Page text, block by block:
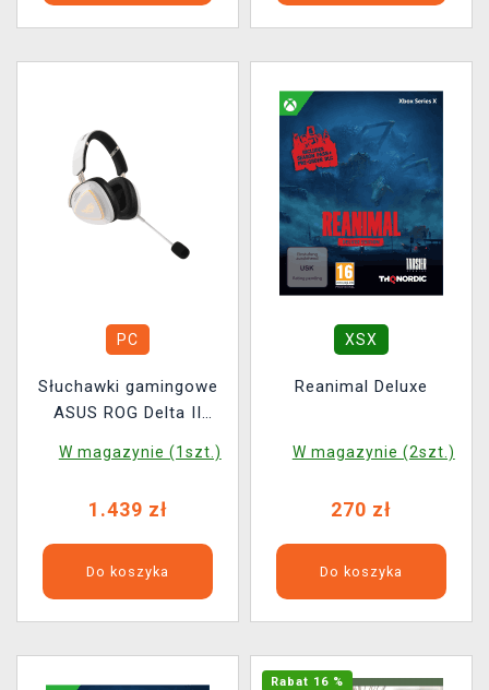
PC
Słuchawki gamingowe
ASUS ROG Delta II
Productions
W magazynie (1szt.)
1.439 zł
Do koszyka
XSX
Reanimal Deluxe
W magazynie (2szt.)
270 zł
Do koszyka
Rabat 16 %